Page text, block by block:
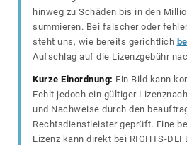
hinweg zu Schäden bis in den
summieren. Bei falscher oder
steht uns, wie bereits gerichtlich
Aufschlag auf die Lizenzgebühr
Kurze Einordnung: Ein Bild kann
Fehlt jedoch ein gültiger
und Nachweise durch den
Rechtsdienstleister geprüft. Eine
Lizenz kann direkt bei RIGHTS-